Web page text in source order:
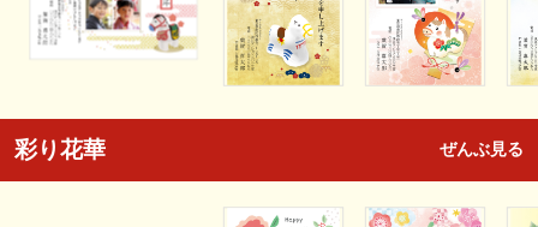
彩り花華 ぜんぶ見る